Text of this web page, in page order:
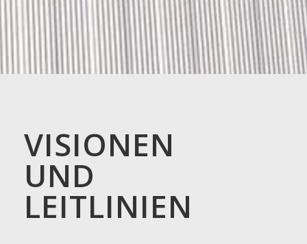
VISIONEN
UND
LEITLINIEN